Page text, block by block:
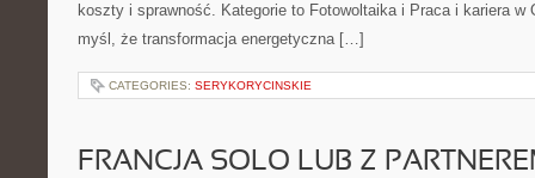
koszty i sprawność. Kategorie to Fotowoltaika i Praca i kariera w
myśl, że transformacja energetyczna […]
CATEGORIES: SERYKORYCINSKIE
FRANCJA SOLO LUB Z